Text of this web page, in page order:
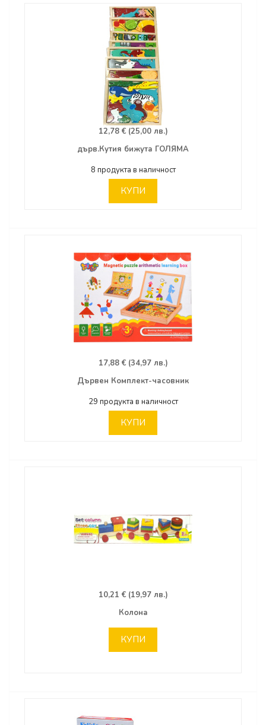
12,78 € (25,00 лв.)
дърв.Кутия бижута ГОЛЯМА
8 продукта в наличност
КУПИ
17,88 € (34,97 лв.)
Дървен Комплект-часовник
29 продукта в наличност
КУПИ
10,21 € (19,97 лв.)
Колона
КУПИ